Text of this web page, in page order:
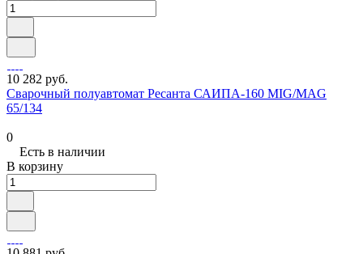
10 282 руб.
Сварочный полуавтомат Ресанта САИПА-160 MIG/MAG
65/134
0
Есть в наличии
В корзину